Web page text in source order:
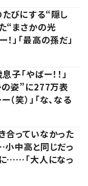
びにする“隠し
“まさかの光
」「最高の孫だ」
子「やばー！！」
姿”に277万表
笑）」「な、なる
合っていなかった
中高と同じだっ
……「大人になっ